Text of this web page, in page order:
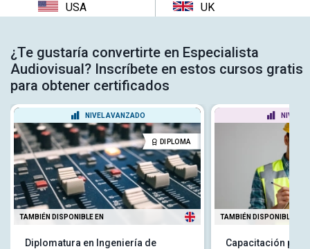
USA UK
¿Te gustaría convertirte en Especialista
Audiovisual? Inscríbete en estos cursos gratis
para obtener certificados
NIVEL AVANZADO
DIPLOMA
TAMBIÉN DISPONIBLE EN
Diplomatura en Ingeniería de
NIVEL
TAMBIÉN DISPONIBLE EN
Capacitación